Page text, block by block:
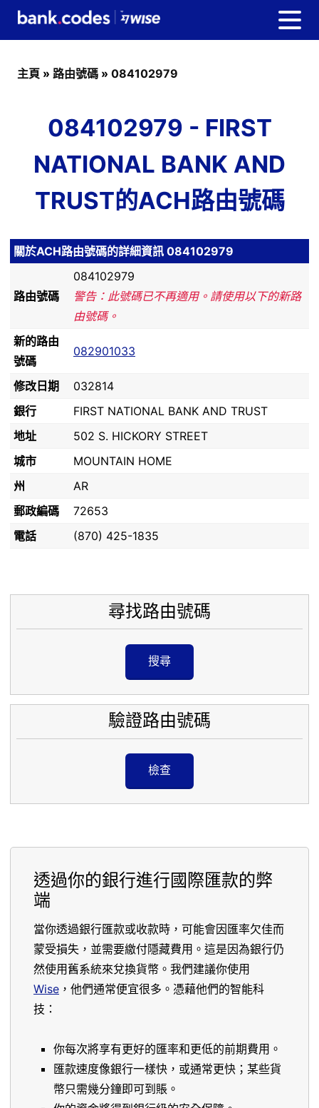
主頁 » 路由號碼 » 084102979
084102979 - FIRST
NATIONAL BANK AND
TRUST的ACH路由號碼
關於ACH路由號碼的詳細資訊 084102979
路由號碼
084102979
警告：此號碼已不再適用。請使用以下的新路
由號碼。
新的路由
號碼
082901033
修改日期
032814
銀行
FIRST NATIONAL BANK AND TRUST
地址
502 S. HICKORY STREET
城市
MOUNTAIN HOME
州
AR
郵政編碼
72653
電話
(870) 425-1835
尋找路由號碼
搜尋
驗證路由號碼
檢查
透過你的銀行進行國際匯款的弊
端
當你透過銀行匯款或收款時，可能會因匯率欠佳而
蒙受損失，並需要繳付隱藏費用。這是因為銀行仍
然使用舊系統來兌換貨幣。我們建議你使用
Wise ，他們通常便宜很多。憑藉他們的智能科
技：
你每次將享有更好的匯率和更低的前期費用。
匯款速度像銀行一樣快，或通常更快；某些貨
幣只需幾分鐘即可到賬。